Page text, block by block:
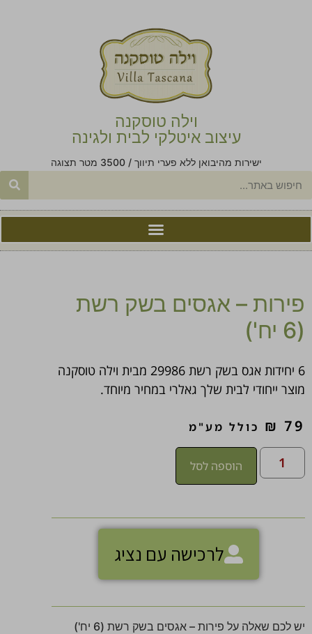
וילה טוסקנה
עיצוב איטלקי לבית ולגינה
ישירות מהיבואן ללא פערי תיווך / 3500 מטר תצוגה
פירות – אגסים בשק רשת
(6 יח')
6 יחידות אגס בשק רשת 29986 מבית וילה טוסקנה
מוצר ייחודי לבית שלך גאלרי במחיר מיוחד.
₪ 79 כולל מע"מ
הוספה לסל
לרכישה עם נציג
יש לכם שאלה על פירות – אגסים בשק רשת (6 יח')